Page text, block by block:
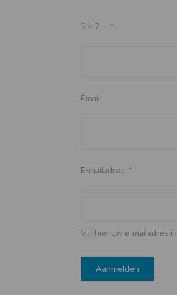
5 + 7 = *
Email
E-mailadres *
Vul hier uw e-mailadres in